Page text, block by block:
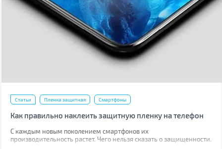
Статьи Пленка защитная Смартфоны
Как правильно наклеить защитную пленку на телефон
С каждым новым поколением смартфонов их
производительность растет. Чего нельзя сказать о защищенности.